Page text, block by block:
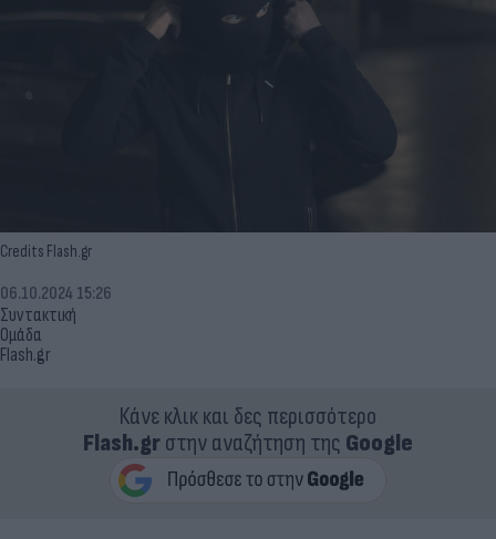
Credits Flash.gr
Συντακτική
Ομάδα
Flash.gr
06.10.2024 15:26
Κάνε κλικ και δες περισσότερο
Flash.grστην αναζήτηση της Google